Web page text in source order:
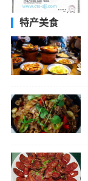
特产美食